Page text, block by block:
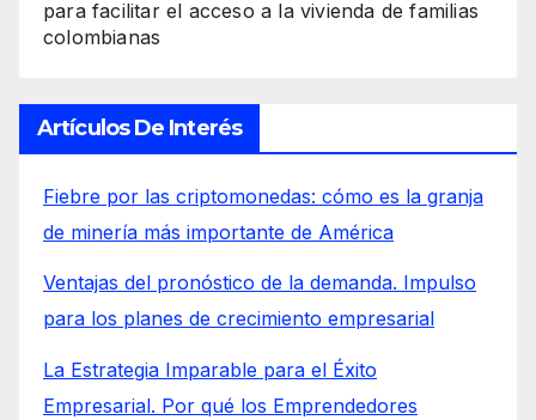
para facilitar el acceso a la vivienda de familias
colombianas
Artículos De Interés
Fiebre por las criptomonedas: cómo es la granja
de minería más importante de América
Ventajas del pronóstico de la demanda. Impulso
para los planes de crecimiento empresarial
La Estrategia Imparable para el Éxito
Empresarial. Por qué los Emprendedores